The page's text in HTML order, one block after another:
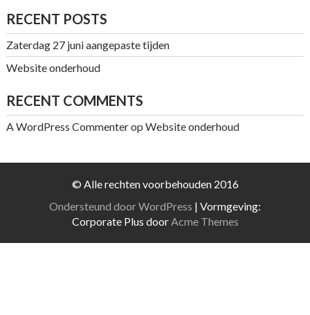
RECENT POSTS
Zaterdag 27 juni aangepaste tijden
Website onderhoud
RECENT COMMENTS
A WordPress Commenterop Website onderhoud
© Alle rechten voorbehouden 2016
Ondersteund door WordPress | Vormgeving:
Corporate Plus doorAcme Themes